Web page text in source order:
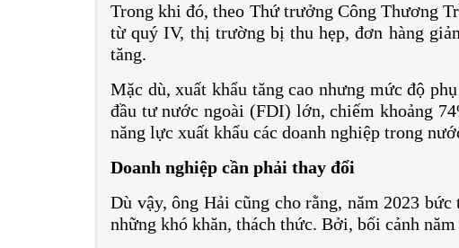
Trong khi đó, theo Thứ trưởng Công Thương
từ quý IV, thị trường bị thu hẹp, đơn hàng
tăng.
Mặc dù, xuất khẩu tăng cao nhưng mức độ
đầu tư nước ngoài (FDI) lớn, chiếm khoảng
năng lực xuất khẩu các doanh nghiệp trong
Doanh nghiệp cần phải thay đổi
Dù vậy, ông Hải cũng cho rằng, năm 2023
những khó khăn, thách thức. Bởi, bối cảnh